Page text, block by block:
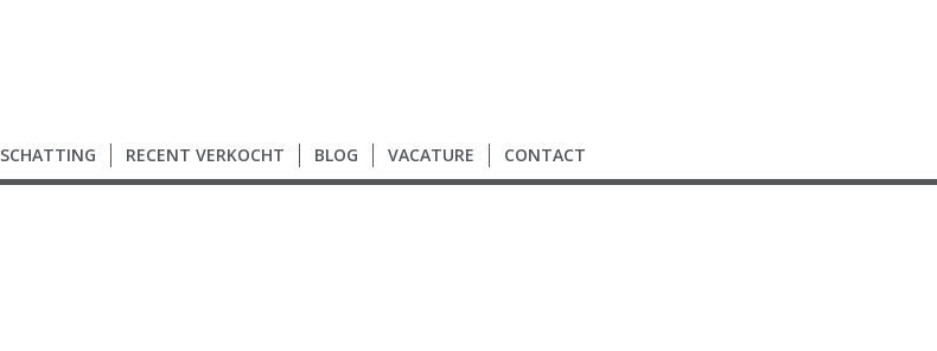
SCHATTING RECENT VERKOCHT BLOG VACATURE CONTACT